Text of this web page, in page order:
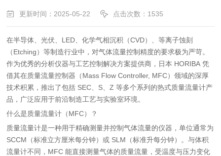
更新时间：2025-05-22 点击次数：1535
在半导体、光伏、LED、化学气相沉积（CVD）、等离子蚀刻
（Etching）等制造行业中，对气体流量控制精度的要求极为严苛。
作为优秀的分析仪器与工艺控制解决方案提供商，日本 HORIBA 凭
借其在质量流量控制器（Mass Flow Controller, MFC）领域的深厚
技术积累，推出了包括 SEC、S、Z 等多个系列的热式质量流量计产
品，广泛应用于前沿制造工艺与实验室环境。
什么是质量流量计（MFC）？
质量流量计是一种用于精确测量并控制气体流量的仪器，单位通常为
SCCM（标准立方厘米每分钟）或 SLM（标准升每分钟）。与体积
流量计不同，MFC 能直接测量气体的质量流量，受温度与压力变化